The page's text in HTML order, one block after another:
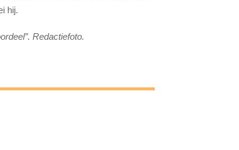
hij.
Redactiefoto.